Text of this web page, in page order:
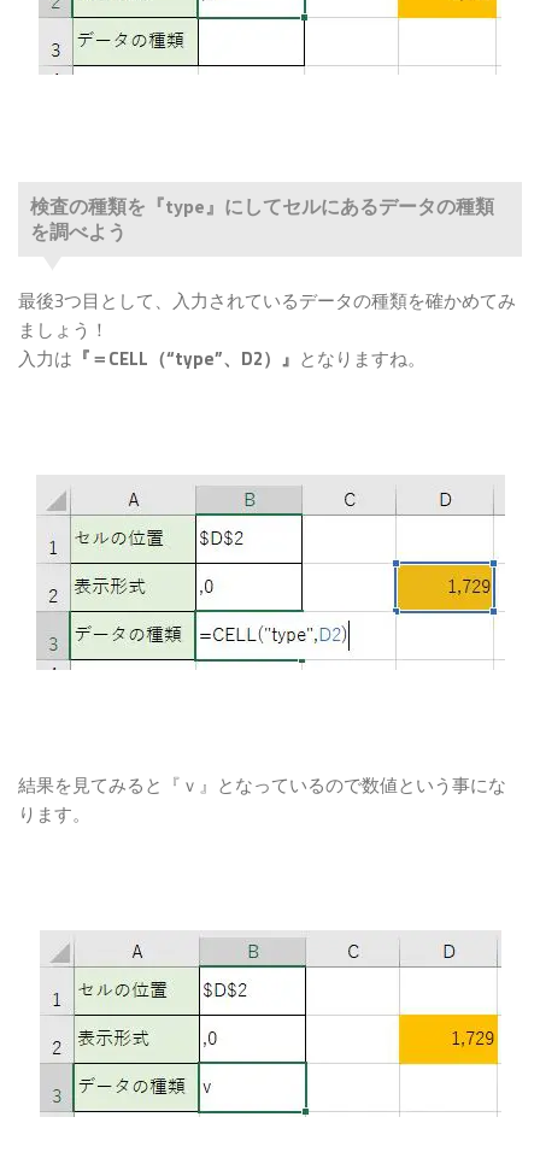
検査の種類を『type』にしてセルにあるデータの種類
を調べよう
最後3つ目として、入力されているデータの種類を確かめてみ
ましょう！
入力は 『＝CELL（“type”、D2）』 となりますね。
結果を見てみると『ｖ』となっているので数値という事にな
ります。